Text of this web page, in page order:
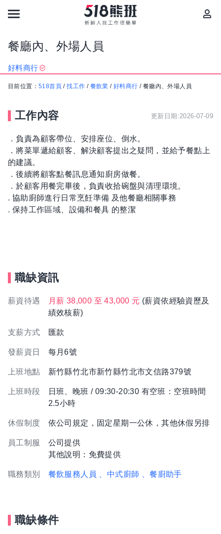
餐廳內、外場人員
好料商行
目前位置： 518首頁 /找工作 / 餐飲業 /好料商行 / 餐廳內、外場人員
工作內容 更新日期:2026-07-09
．負責為顧客帶位、安排座位、倒水。
．將菜單遞給顧客、解決顧客提出之疑問，並給予餐點上
的建議。
．後續將顧客點餐訊息通知廚房做餐。
．於顧客用餐完畢後，負責收拾碗盤與清理環境。
. 協助廚師進行日常烹飪準備 及他餐廳相關事務
. 保持工作區域、設備和餐具 的整潔
職缺資訊
薪資待遇 月薪 38,000 至 43,000 元 (薪資依經驗資歷及
績效核薪)
支薪方式 匯款
發薪資日 每月6號
上班地點 新竹縣竹北市新竹縣竹北市文信路379號
上班時段
日班、晚班 / 09:30-20:30 有空班：空班時間
2.5小時
休假制度 依公司規定，固定星期一公休，其他休假另排
員工制服
公司提供
其他說明：免費提供
職務類別 餐飲服務人員 、中式廚師 、餐廚助手
職缺條件